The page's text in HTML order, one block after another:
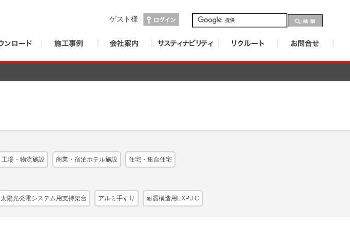
ゲスト様
工場・物流施設 商業・宿泊ホテル施設 住宅・集合住宅
太陽光発電システム用支持架台 アルミ手すり 耐震構造用EXP.J.C